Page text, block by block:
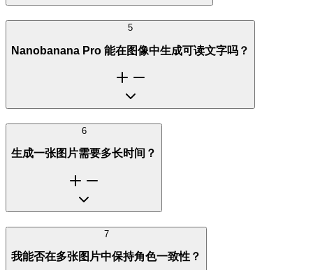
5
Nanobanana Pro 能在图像中生成可读文字吗？
6
生成一张图片需要多长时间？
7
我能否在多张图片中保持角色一致性？